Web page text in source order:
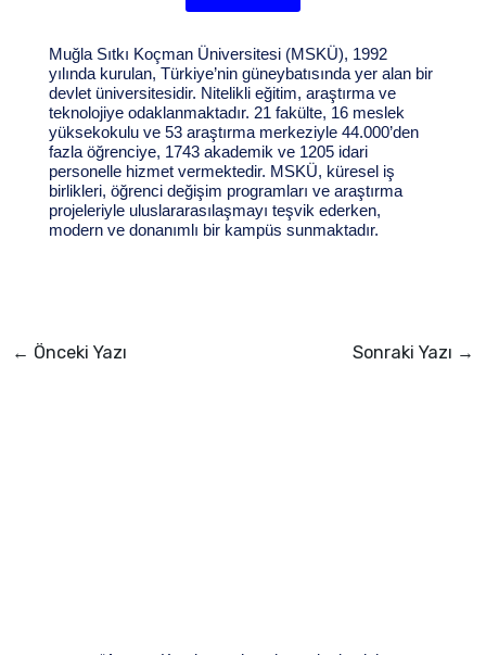
Muğla Sıtkı Koçman Üniversitesi (MSKÜ), 1992
yılında kurulan, Türkiye’nin güneybatısında yer alan bir
devlet üniversitesidir. Nitelikli eğitim, araştırma ve
teknolojiye odaklanmaktadır. 21 fakülte, 16 meslek
yüksekokulu ve 53 araştırma merkeziyle 44.000’den
fazla öğrenciye, 1743 akademik ve 1205 idari
personelle hizmet vermektedir. MSKÜ, küresel iş
birlikleri, öğrenci değişim programları ve araştırma
projeleriyle uluslararasılaşmayı teşvik ederken,
modern ve donanımlı bir kampüs sunmaktadır.
← Önceki Yazı Sonraki Yazı →